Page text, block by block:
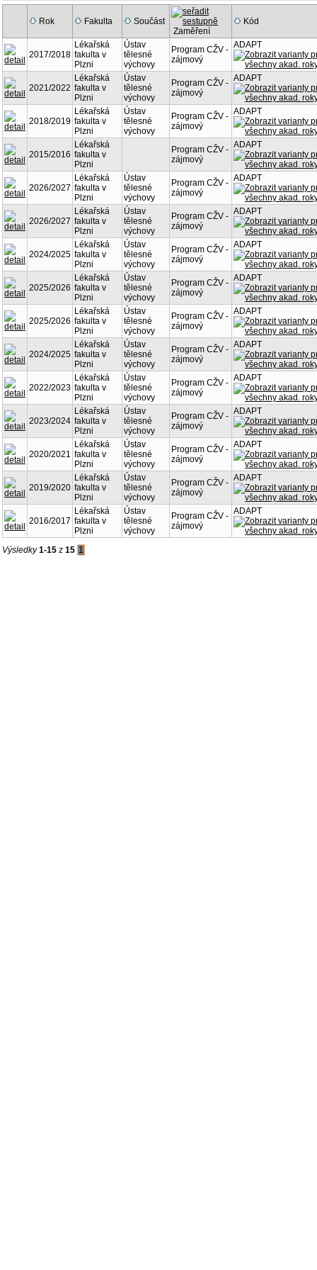
Rok Fakulta
Součást
Zaměření
Kód
2017/2018
Lékařská
fakulta v
Plzni
Ústav
tělesné
výchovy
Program CŽV -
zájmový
ADAPT
2021/2022
Lékařská
fakulta v
Plzni
Ústav
tělesné
výchovy
Program CŽV -
zájmový
ADAPT
2018/2019
Lékařská
fakulta v
Plzni
Ústav
tělesné
výchovy
Program CŽV -
zájmový
ADAPT
2015/2016
Lékařská
fakulta v
Plzni
Program CŽV -
zájmový
ADAPT
2026/2027
Lékařská
fakulta v
Plzni
Ústav
tělesné
výchovy
Program CŽV -
zájmový
ADAPT
2026/2027
Lékařská
fakulta v
Plzni
Ústav
tělesné
výchovy
Program CŽV -
zájmový
ADAPT
2024/2025
Lékařská
fakulta v
Plzni
Ústav
tělesné
výchovy
Program CŽV -
zájmový
ADAPT
2025/2026
Lékařská
fakulta v
Plzni
Ústav
tělesné
výchovy
Program CŽV -
zájmový
ADAPT
2025/2026
Lékařská
fakulta v
Plzni
Ústav
tělesné
výchovy
Program CŽV -
zájmový
ADAPT
2024/2025
Lékařská
fakulta v
Plzni
Ústav
tělesné
výchovy
Program CŽV -
zájmový
ADAPT
2022/2023
Lékařská
fakulta v
Plzni
Ústav
tělesné
výchovy
Program CŽV -
zájmový
ADAPT
2023/2024
Lékařská
fakulta v
Plzni
Ústav
tělesné
výchovy
Program CŽV -
zájmový
ADAPT
2020/2021
Lékařská
fakulta v
Plzni
Ústav
tělesné
výchovy
Program CŽV -
zájmový
ADAPT
2019/2020
Lékařská
fakulta v
Plzni
Ústav
tělesné
výchovy
Program CŽV -
zájmový
ADAPT
2016/2017
Lékařská
fakulta v
Plzni
Ústav
tělesné
výchovy
Program CŽV -
zájmový
ADAPT
Výsledky1-15 z 15 1